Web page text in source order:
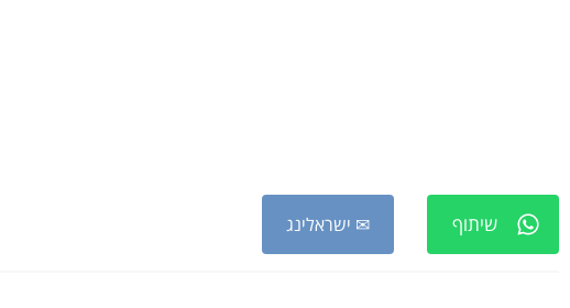
שיתוף ✉ ישראלינג